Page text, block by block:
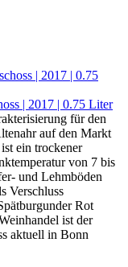
| 2017 | 0.75 Liter
für den
auf den Markt
ein trockener
von 7 bis
und Lehmböden
Verschluss
Rot
ist der
aktuell in Bonn